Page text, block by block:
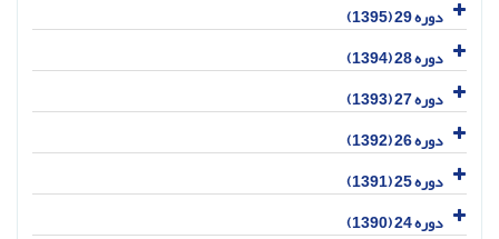
دوره 29 (1395)
دوره 28 (1394)
دوره 27 (1393)
دوره 26 (1392)
دوره 25 (1391)
دوره 24 (1390)